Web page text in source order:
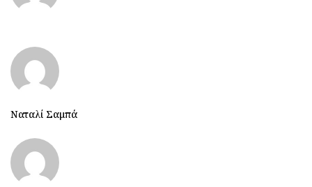
Ναταλί Σαμπά